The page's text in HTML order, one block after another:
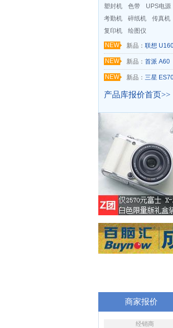
塑封机 色带
UPS电源
考勤机
碎纸机
传真机
复印机
绘图仪
新品： 联想
NEW
新品： 首派 A60
NEW
新品： 三星
NEW
产品库报价首页>>
商家报价
经销商